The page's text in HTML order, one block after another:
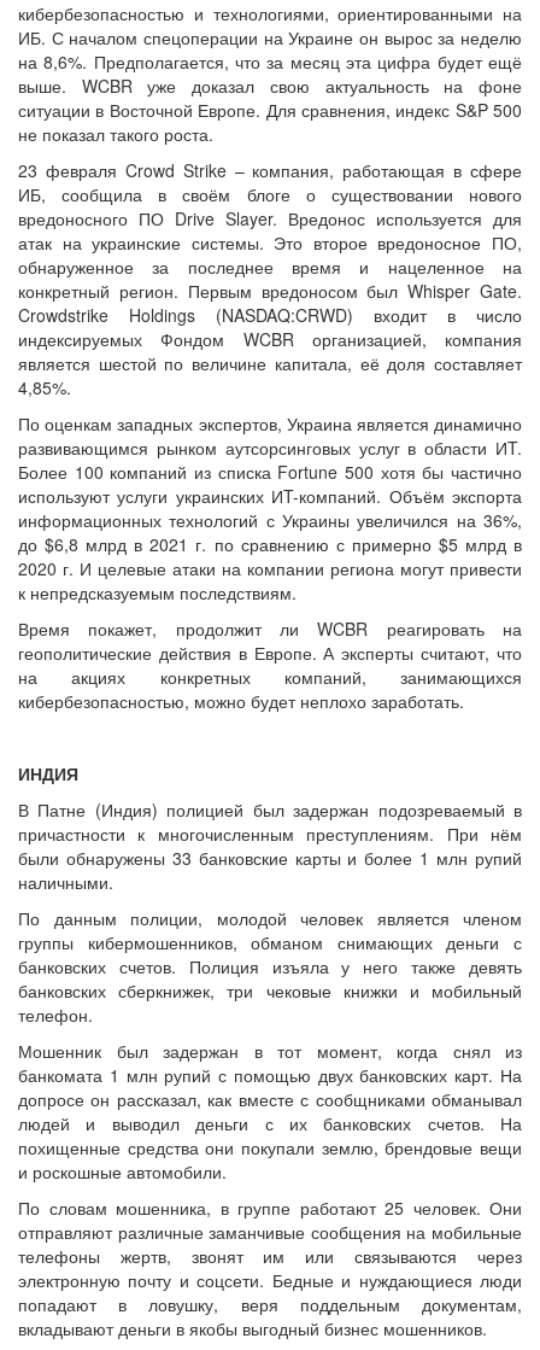
кибербезопасностью и технологиями, ориентированными на
ИБ. С началом спецоперации на Украине он вырос за неделю
на 8,6%. Предполагается, что за месяц эта цифра будет ещё
выше. WCBR уже доказал свою актуальность на фоне
ситуации в Восточной Европе. Для сравнения, индекс S&P 500
не показал такого роста.
23 февраля Crowd Strike – компания, работающая в сфере
ИБ, сообщила в своём блоге о существовании нового
вредоносного ПО Drive Slayer. Вредонос используется для
атак на украинские системы. Это второе вредоносное ПО,
обнаруженное за последнее время и нацеленное на
конкретный регион. Первым вредоносом был Whisper Gate.
Crowdstrike Holdings (NASDAQ:CRWD) входит в число
индексируемых Фондом WCBR организацией, компания
является шестой по величине капитала, её доля составляет
4,85%.
По оценкам западных экспертов, Украина является динамично
развивающимся рынком аутсорсинговых услуг в области ИT.
Более 100 компаний из списка Fortune 500 хотя бы частично
используют услуги украинских ИT-компаний. Объём экспорта
информационных технологий с Украины увеличился на 36%,
до $6,8 млрд в 2021 г. по сравнению с примерно $5 млрд в
2020 г. И целевые атаки на компании региона могут привести
к непредсказуемым последствиям.
Время покажет, продолжит ли WCBR реагировать на
геополитические действия в Европе. А эксперты считают, что
на акциях конкретных компаний, занимающихся
кибербезопасностью, можно будет неплохо заработать.
ИНДИЯ
В Патне (Индия) полицией был задержан подозреваемый в
причастности к многочисленным преступлениям. При нём
были обнаружены 33 банковские карты и более 1 млн рупий
наличными.
По данным полиции, молодой человек является членом
группы кибермошенников, обманом снимающих деньги с
банковских счетов. Полиция изъяла у него также девять
банковских сберкнижек, три чековые книжки и мобильный
телефон.
Мошенник был задержан в тот момент, когда снял из
банкомата 1 млн рупий с помощью двух банковских карт. На
допросе он рассказал, как вместе с сообщниками обманывал
людей и выводил деньги с их банковских счетов. На
похищенные средства они покупали землю, брендовые вещи
и роскошные автомобили.
По словам мошенника, в группе работают 25 человек. Они
отправляют различные заманчивые сообщения на мобильные
телефоны жертв, звонят им или связываются через
электронную почту и соцсети. Бедные и нуждающиеся люди
попадают в ловушку, веря поддельным документам,
вкладывают деньги в якобы выгодный бизнес мошенников.